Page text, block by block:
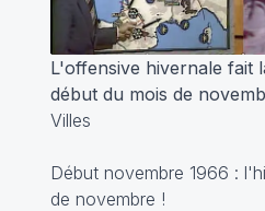
L'offensive hivernale fait
début du mois de
Villes
Début novembre 1966 :
de novembre !